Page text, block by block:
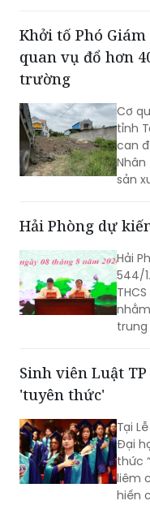
Khởi tố Phó
quan vụ đổ hơn
trường
Cơ
tỉnh
can
sản
đến
400
Hải Phòng dự
Hải
544/
Sinh viên Luật
'tuyên thức'
Tại
Đại
thức
liêm
hiến